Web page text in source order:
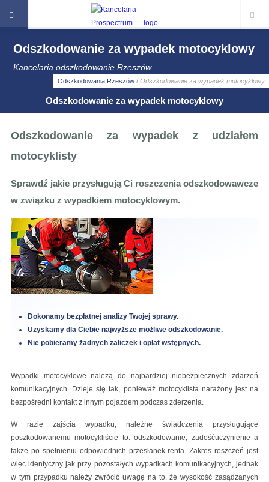
Odszkodowania Rzeszów / Odszkodowanie za wypadek motocyklowy
Odszkodowanie za wypadek motocyklowy
Kancelaria odszkodowanie Rzeszów
Odszkodowanie za wypadek motocyklowy
Odszkodowanie za wypadek z udziałem
motocyklisty
Sprawdź jakie przysługują Ci roszczenia odszkodowawcze
w związku z wypadkiem motocyklowym.
Dokonamy bezpłatnej analizy Twojej sprawy.
Uzyskamy dla Ciebie najwyższe możliwe odszkodowanie.
Nie pobieramy żadnych zaliczek i opłat wstępnych.
Wypadki motocyklowe należą do najbardziej niebezpiecznych zdarzeń
komunikacyjnych. Dzieje się tak, ponieważ motocyklista narażony jest na
bezpośredni kontakt z innym pojazdem podczas zderzenia.
W razie zajścia wypadku, należne świadczenia przysługujące
poszkodowanemu motocykliście to: odszkodowanie, zadośćuczynienie a
także po spełnieniu odpowiednich przesłanek renta. Zakres roszczeń jest
więc identyczny jak przy pozostałych wypadkach komunikacyjnych, jednak
w tym przypadku należy zwrócić uwagę na to, że wysokość zasądzanych